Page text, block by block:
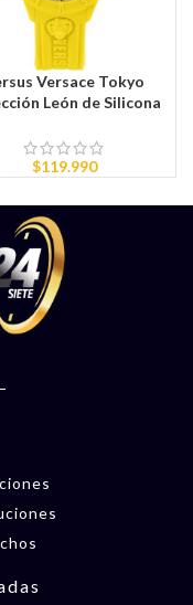
Versace Tokyo
León de Silicona
$119.990